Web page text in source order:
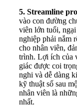
5. Streamline
vào con đường
viên lớn tuổi,
nghiệp phải nắm
cho nhân viên,
trình. Lợi ích của
giác được coi
nghi và dễ dàng
kỹ thuật số sau
nhân viên là
nhất.